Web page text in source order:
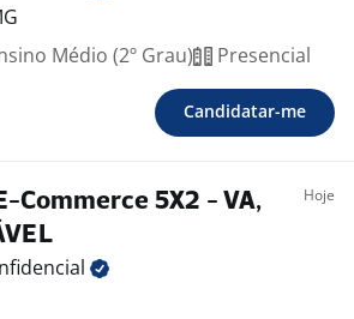
Médio (2º Grau) Presencial
Candidatar-me
Commerce 5X2 - VA,
Hoje